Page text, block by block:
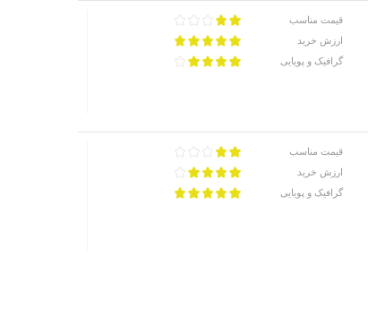
قیمت مناسب
ارزش خرید
گرافیک و پویایی
قیمت مناسب
ارزش خرید
گرافیک و پویایی